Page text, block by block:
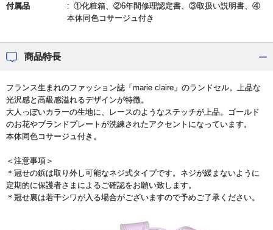
付属品
①化粧箱、②6年間修理認定書、③取扱い説明書、④
本体同色コサージュ付き
商品特長
フランス生まれのファッション誌「marie claire」のランドセル。上品な
光沢感と高級感溢れるデザインが特徴。
大人っぽいカラーの生地に、レースのようなステッチが上品。ゴールド
のお花やブランドプレートが洗練されたアクセントになっています。
本体同色コサージュ付き。
＜注意事項＞
＊冠せの鋲は取り外し可能なネジ式タイプです。ネジが緩まないように
定期的に保護者さまによるご確認をお願い致します。
＊冠せ裏は若干シワが入る場合がございますので予めご了承ください。